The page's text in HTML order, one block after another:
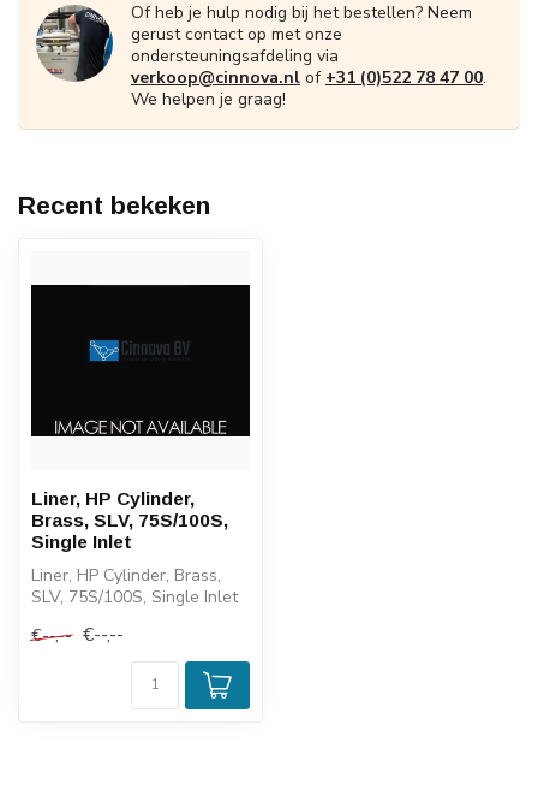
Of heb je hulp nodig bij het bestellen? Neem
gerust contact op met onze
ondersteuningsafdeling via
verkoop@cinnova.nl of +31 (0)522 78 47 00.
We helpen je graag!
Recent bekeken
Liner, HP Cylinder,
Brass, SLV, 75S/100S,
Single Inlet
Liner, HP Cylinder, Brass,
SLV, 75S/100S, Single Inlet
€--,-- €--,--